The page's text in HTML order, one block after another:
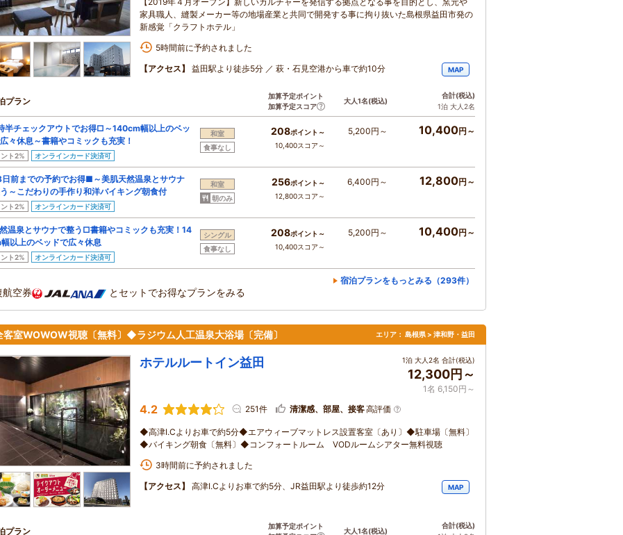
家具職人、縫製メーカー等の地場産業と共同で開発する事に拘り抜いた島根県益田市発の
新感覚「クラフトホテル」
5時間前に予約されました
【アクセス】
益田駅より徒歩5分 ／ 萩・石見空港から車で約10分 MAP
プラン
加算予定ポイント
加算予定スコア
大人1名(税込)
合計(税込)
1泊 大人2名
半チェックアウトでお得□～140cm幅以上のベッ
広々休息～書籍やコミックも充実！
ト2% オンラインカード決済可
和室
食事なし
208ポイント～
10,400スコア～
5,200円～ 10,400円～
前までの予約でお得■～美肌天然温泉とサウナ
～こだわりの手作り和洋バイキング朝食付
ト2% オンラインカード決済可
和室
朝のみ
256ポイント～
12,800スコア～
6,400円～ 12,800円～
温泉とサウナで整う□書籍やコミックも充実！14
以上のベッドで広々休息
ト2% オンラインカード決済可
シングル
食事なし
208ポイント～
10,400スコア～
5,200円～ 10,400円～
宿泊プランをもっとみる（293件）
航空券 とセットでお得なプランをみる
室WOWOW視聴〔無料〕◆ラジウム人工温泉大浴場〔完備〕 エリア： 島根県 > 津和野・益田
ホテルルートイン益田 1泊 大人2名 合計(税込)
12,300円～
1名 6,150円～
4.2 251件 清潔感、部屋、接客高評価
◆高津I.Cよりお車で約5分◆エアウィーブマットレス設置客室〔あり〕◆駐車場〔無料〕
◆バイキング朝食〔無料〕◆コンフォートルーム VODルームシアター無料視聴
3時間前に予約されました
【アクセス】
高津I.Cよりお車で約5分、JR益田駅より徒歩約12分 MAP
プラン
加算予定ポイント
大人1名(税込)
合計(税込)